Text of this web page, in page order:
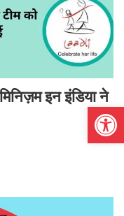
इन इंडिया ने